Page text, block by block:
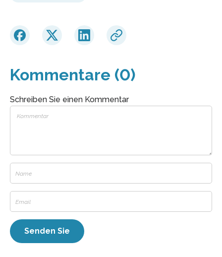
Kommentare (0)
Schreiben Sie einen Kommentar